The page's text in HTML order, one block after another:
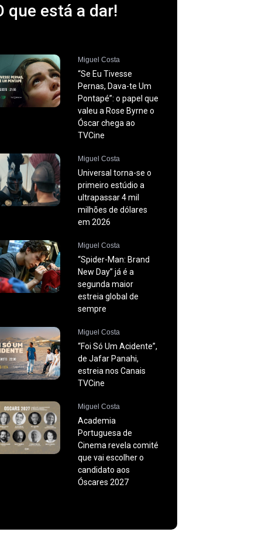
que está a dar!
Miguel Costa
“Se Eu Tivesse
Pernas, Dava-te Um
Pontapé”: o papel que
valeu a Rose Byrne o
Óscar chega ao
TVCine
Miguel Costa
Universal torna-se o
primeiro estúdio a
ultrapassar 4 mil
milhões de dólares
em 2026
Miguel Costa
“Spider-Man: Brand
New Day” já é a
segunda maior
estreia global de
sempre
Miguel Costa
“Foi Só Um Acidente”,
de Jafar Panahi,
estreia nos Canais
TVCine
Miguel Costa
Academia
Portuguesa de
Cinema revela comité
que vai escolher o
candidato aos
Óscares 2027